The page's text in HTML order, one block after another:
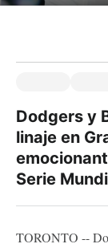
Dodgers y
linaje en
Serie
TORONTO --